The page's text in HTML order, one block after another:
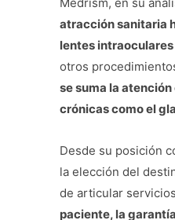
atracción sanitaria
lentes
otros
se suma la
crónicas como el
Desde su posición
la elección del
de articular
paciente, la